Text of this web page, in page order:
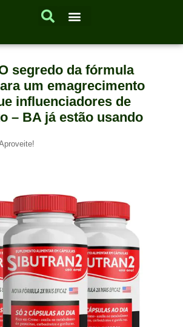
segredo da fórmula
um emagrecimento
influenciadores de
– BA já estão usando